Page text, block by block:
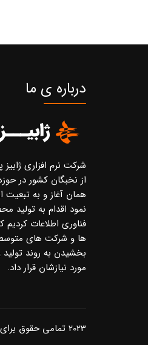
درباره ی ما
همان آغاز و به تبعیت
نمود اقدام به تولید
فناوری اطلاعات کردیم
ها و شرکت های
بخشیدن به روند
مورد نیازشان قرار داد.
2023 تمامی حقوق برای